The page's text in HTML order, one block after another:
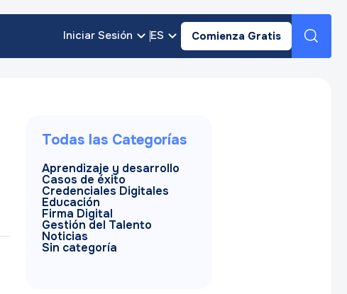
Iniciar Sesión ES Comienza Gratis
Todas las Categorías
Aprendizaje y desarrollo
Casos de éxito
Credenciales Digitales
Educación
Firma Digital
Gestión del Talento
Noticias
Sin categoría